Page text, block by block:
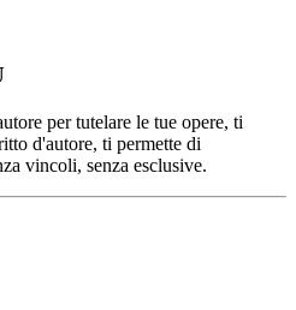
per tutelare le tue opere, ti
d'autore, ti permette di
vincoli, senza esclusive.